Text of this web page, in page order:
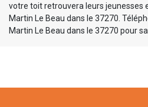
votre toit retrouvera leurs jeunesses
Martin Le Beau dans le 37270.
Martin Le Beau dans le 37270 pour